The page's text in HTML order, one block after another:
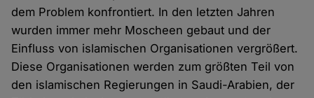
dem Problem konfrontiert. In den letzten Jahren
wurden immer mehr Moscheen gebaut und der
Einfluss von islamischen Organisationen vergrößert.
Diese Organisationen werden zum größten Teil von
den islamischen Regierungen in Saudi-Arabien, der